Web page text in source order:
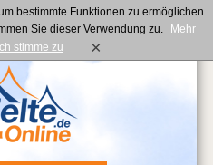
bestimmte Funktionen zu ermöglichen.
Sie dieser Verwendung zu.
Mehr
Ich stimme zu ×